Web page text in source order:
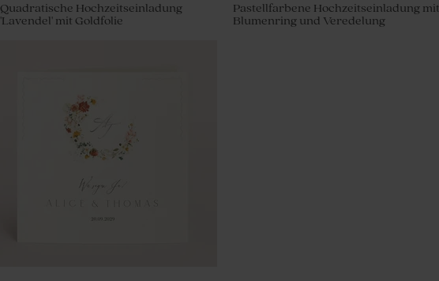
Eukalyptus Zuckermandeln 1 kg (± 300
Quadratische Hochzeitseinladung
'Lavendel' mit Goldfolie
Pastellfarbene Hochzeitseinladung mit
Blumenring und Veredelung